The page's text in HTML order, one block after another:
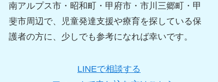
南アルプス市・昭和町・甲府市・市川三郷町・甲
斐市周辺で、児童発達支援や療育を探している保
護者の方に、少しでも参考になれば幸いです。
LINEで相談する